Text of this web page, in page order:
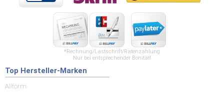
*Rechnung/Lastschrift/Ratenzahlung
Nur bei entsprechender Bonität!
Top Hersteller-Marken
Allform